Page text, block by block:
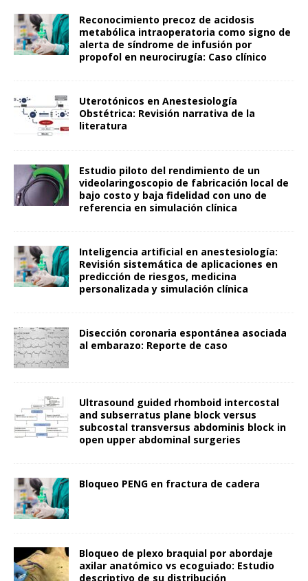
Reconocimiento precoz de acidosis
metabólica intraoperatoria como signo de
alerta de síndrome de infusión por
propofol en neurocirugía: Caso clínico
Uterotónicos en Anestesiología
Obstétrica: Revisión narrativa de la
literatura
Estudio piloto del rendimiento de un
videolaringoscopio de fabricación local de
bajo costo y baja fidelidad con uno de
referencia en simulación clínica
Inteligencia artificial en anestesiología:
Revisión sistemática de aplicaciones en
predicción de riesgos, medicina
personalizada y simulación clínica
Disección coronaria espontánea asociada
al embarazo: Reporte de caso
Ultrasound guided rhomboid intercostal
and subserratus plane block versus
subcostal transversus abdominis block in
open upper abdominal surgeries
Bloqueo PENG en fractura de cadera
Bloqueo de plexo braquial por abordaje
axilar anatómico vs ecoguiado: Estudio
descriptivo de su distribución